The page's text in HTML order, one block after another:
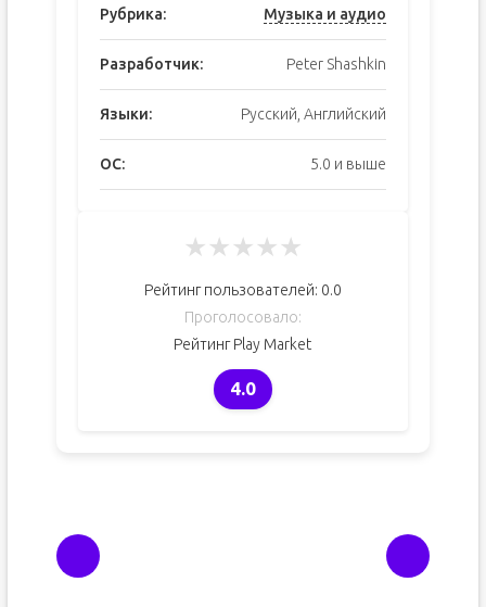
Рубрика: Музыка и аудио
Разработчик: Peter Shashkin
Языки: Русский, Английский
ОС: 5.0 и выше
★★★★★
Рейтинг пользователей: 0.0
Проголосовало:
Рейтинг Play Market
4.0